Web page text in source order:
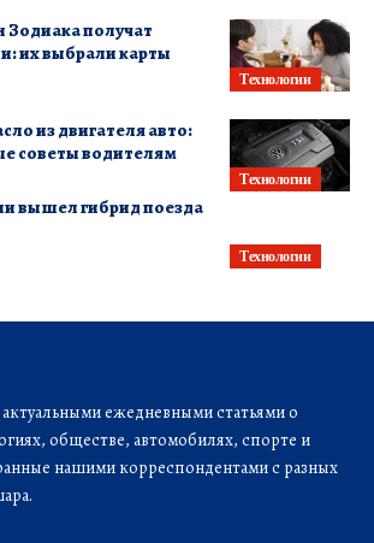
Технологии
Зодиака получат
их выбрали карты
Технологии
из двигателя авто:
советы водителям
Технологии
вышел гибрид поезда
ежедневными статьями о
обществе, автомобилях, спорте и
нашими корреспондентами с разных